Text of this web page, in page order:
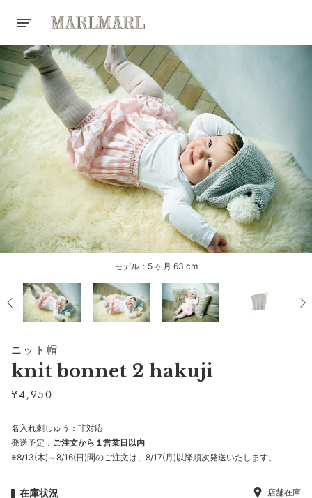
モデル：5 ヶ月 63 cm
ニット帽
knit bonnet 2 hakuji
¥4,950
名入れ刺しゅう：非対応
発送予定： ご注文から１営業日以内
※8/13(木)～8/16(日)間のご注文は、8/17(月)以降順次発送いたします。
在庫状況 店舗在庫